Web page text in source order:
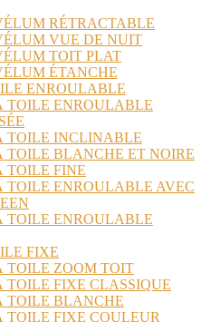
RÉTRACTABLE
VUE DE NUIT
TOIT PLAT
ÉTANCHE
ENROULABLE
TOILE ENROULABLE
TOILE INCLINABLE
TOILE BLANCHE ET NOIRE
TOILE FINE
TOILE ENROULABLE AVEC
TOILE ENROULABLE
FIXE
TOILE ZOOM TOIT
TOILE FIXE CLASSIQUE
TOILE BLANCHE
TOILE FIXE COULEUR